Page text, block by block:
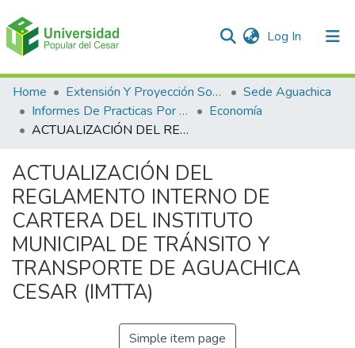
Log In (current)
Communities & Collections
All of DSpace
Home Extensión Y Proyección Social
Sede Aguachica
Informes De Practicas Por Programas
Economía
ACTUALIZACIÓN DEL REGLAMENTO INTERNO DE CARTERA DEL INSTITUTO MUNICIPAL DE TRÁNSITO Y TRANSPORTE DE AGUACHICA CESAR (IMTTA)
ACTUALIZACIÓN DEL
REGLAMENTO INTERNO DE
CARTERA DEL INSTITUTO
MUNICIPAL DE TRÁNSITO Y
TRANSPORTE DE AGUACHICA
CESAR (IMTTA)
Simple item page